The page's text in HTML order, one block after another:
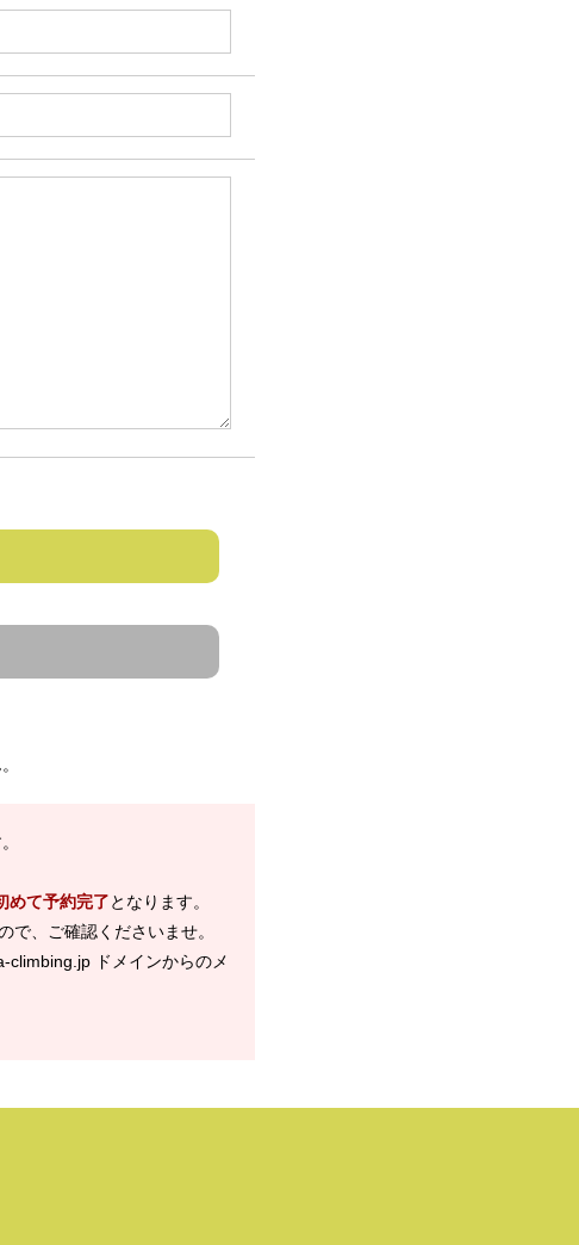
めて予約完了となります。
、ご確認くださいませ。
ドメインからのメ